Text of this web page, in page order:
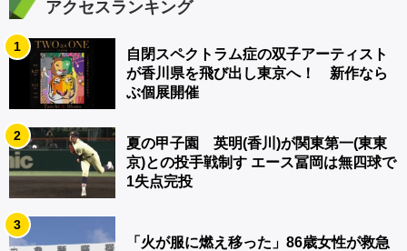
アクセスランキング
1
自閉スペクトラム症の双子アーティスト
が香川県を飛び出し東京へ！ 新作なら
ぶ個展開催
2
夏の甲子園 英明(香川)が関東第一(東東
京)との投手戦制す エース冨岡は無四球で
1失点完投
3
「火が服に燃え移った」86歳女性が救急